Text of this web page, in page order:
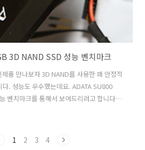
3D NAND SSD 성능 벤치마크
품 만나보자 3D NAND를 사용한 꽤 안정적
. 성능도 우수했는데요. ADATA SU800
벤치마크를 통해서 보여드리려고 합니다.
속력도 괜찮았습니다. 기술이 날로 진보하
1TB 까지 나와있는데요. S-ATA3에서의 높
1 2 3 4